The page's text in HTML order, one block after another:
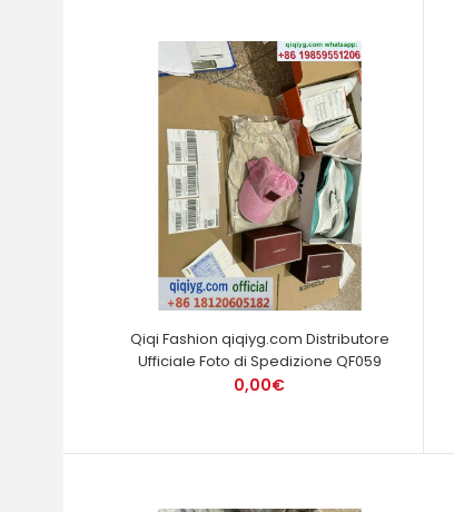
Qiqi Fashion qiqiyg.com Distributore
Ufficiale Foto di Spedizione QF059
0,00€